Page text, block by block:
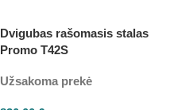
Dvigubas rašomasis stalas
Promo T42S
Užsakoma prekė